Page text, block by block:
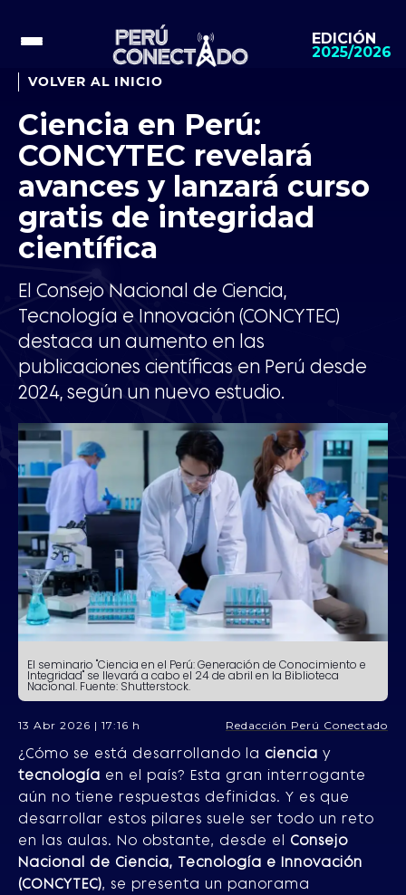
EDICIÓN
2025/2026
VOLVER AL INICIO
Ciencia en Perú:
CONCYTEC revelará
avances y lanzará curso
gratis de integridad
científica
El Consejo Nacional de Ciencia,
Tecnología e Innovación (CONCYTEC)
destaca un aumento en las
publicaciones científicas en Perú desde
2024, según un nuevo estudio.
El seminario "Ciencia en el Perú: Generación de Conocimiento e
Integridad" se llevará a cabo el 24 de abril en la Biblioteca
Nacional. Fuente: Shutterstock.
13 Abr 2026 | 17:16 h Redacción Perú Conectado
¿Cómo se está desarrollando la ciencia y
tecnología en el país? Esta gran interrogante
aún no tiene respuestas definidas. Y es que
desarrollar estos pilares suele ser todo un reto
en las aulas. No obstante, desde el Consejo
Nacional de Ciencia, Tecnología e Innovación
(CONCYTEC), se presenta un panorama